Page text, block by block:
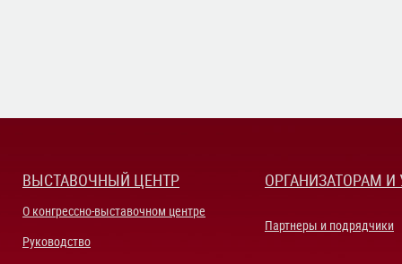
ВЫСТАВОЧНЫЙ ЦЕНТР
О конгрессно-выставочном центре
Руководство
ОРГАНИЗАТОРАМ
Партнеры и подрядчики